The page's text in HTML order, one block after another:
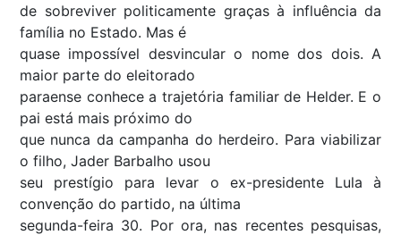
de sobreviver politicamente graças à influência da
família no Estado. Mas é
quase impossível desvincular o nome dos dois. A
maior parte do eleitorado
paraense conhece a trajetória familiar de Helder. E o
pai está mais próximo do
que nunca da campanha do herdeiro. Para viabilizar
o filho, Jader Barbalho usou
seu prestígio para levar o ex-presidente Lula à
convenção do partido, na última
segunda-feira 30. Por ora, nas recentes pesquisas,